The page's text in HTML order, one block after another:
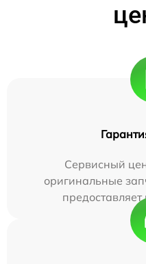
Сервисный
оригинальные